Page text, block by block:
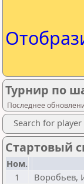
Турнир по
Последнее
Search for player
Стартовый
Ном.
1
Воробьев,